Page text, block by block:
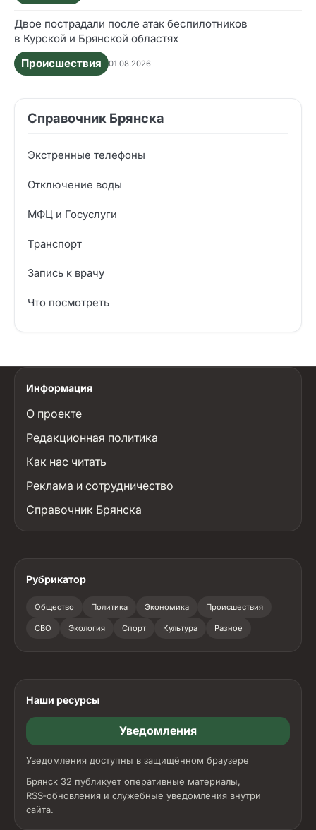
Двое пострадали после атак беспилотников
в Курской и Брянской областях
Происшествия
01.08.2026
Справочник Брянска
Экстренные телефоны
Отключение воды
МФЦ и Госуслуги
Транспорт
Запись к врачу
Что посмотреть
Информация
О проекте
Редакционная политика
Как нас читать
Реклама и сотрудничество
Справочник Брянска
Рубрикатор
Общество Политика Экономика Происшествия
СВО Экология Спорт Культура Разное
Наши ресурсы
Уведомления
Уведомления доступны в защищённом браузере
Брянск 32 публикует оперативные материалы,
RSS‑обновления и служебные уведомления внутри
сайта.